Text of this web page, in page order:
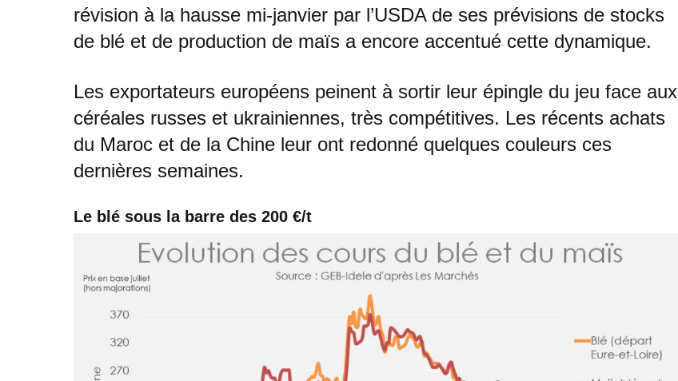
révision à la hausse mi-janvier par l’USDA de ses prévisions de stocks
de blé et de production de maïs a encore accentué cette dynamique.
Les exportateurs européens peinent à sortir leur épingle du jeu face aux
céréales russes et ukrainiennes, très compétitives. Les récents achats
du Maroc et de la Chine leur ont redonné quelques couleurs ces
dernières semaines.
Le blé sous la barre des 200 €/t